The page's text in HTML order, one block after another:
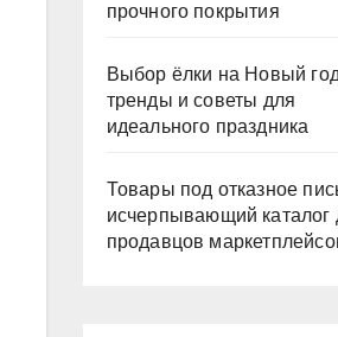
прочного покрытия
Выбор ёлки на Новый
тренды и советы для
идеального праздника
Товары под отказное
исчерпывающий каталог
продавцов